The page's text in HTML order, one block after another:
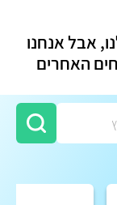
אבל אנחנו
האחרים